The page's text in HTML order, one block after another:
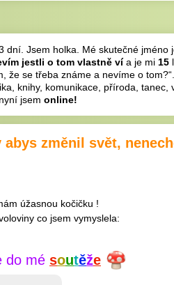
dní . Jsem holka. Mé skutečné jméno
jestli o tom vlastně vía je mi 15
že se třeba známe a nevíme o
knihy, komunikace, příroda,
jsem online!
abys změnil svět,
úžasnou kočičku !
co jsem vymyslela:
do mé soutěže